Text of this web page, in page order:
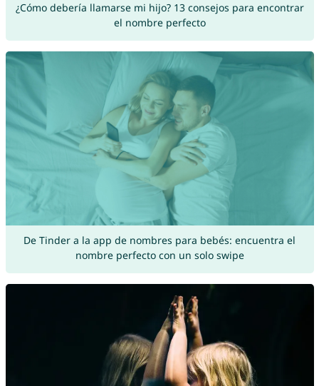
¿Cómo debería llamarse mi hijo? 13 consejos para encontrar
el nombre perfecto
De Tinder a la app de nombres para bebés: encuentra el
nombre perfecto con un solo swipe